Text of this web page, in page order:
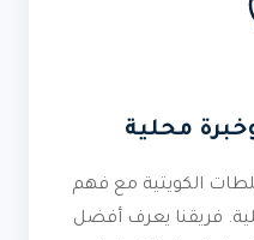
محلية
الكويتية مع فهم
فريقنا يعرف أفضل